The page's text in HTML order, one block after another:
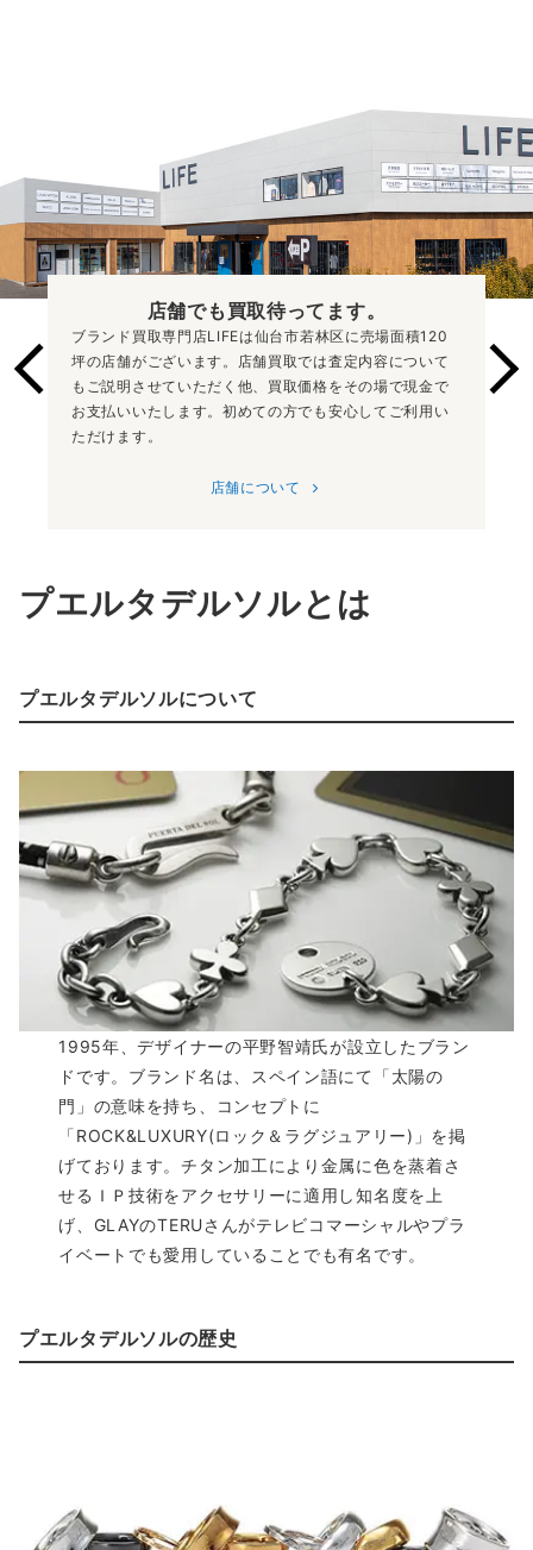
店舗でも買取待ってます。
ブランド買取専門店LIFEは仙台市若林区に売場面積120
坪の店舗がございます。店舗買取では査定内容について
もご説明させていただく他、買取価格をその場で現金で
お支払いいたします。初めての方でも安心してご利用い
ただけます。
店舗について
プエルタデルソルとは
プエルタデルソルについて
1995年、デザイナーの平野智靖氏が設立したブラン
ドです。ブランド名は、スペイン語にて「太陽の
門」の意味を持ち、コンセプトに
「ROCK&LUXURY(ロック＆ラグジュアリー)」を掲
げております。チタン加工により金属に色を蒸着さ
せるＩＰ技術をアクセサリーに適用し知名度を上
げ、GLAYのTERUさんがテレビコマーシャルやプラ
イベートでも愛用していることでも有名です。
プエルタデルソルの歴史